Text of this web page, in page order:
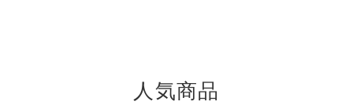
人気商品